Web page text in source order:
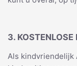
3. KOSTENLOSE
Als kindvriendelijk